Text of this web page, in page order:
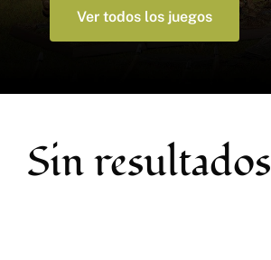
Accesorios y Hobby
Ver todos los juegos
Sin resultados